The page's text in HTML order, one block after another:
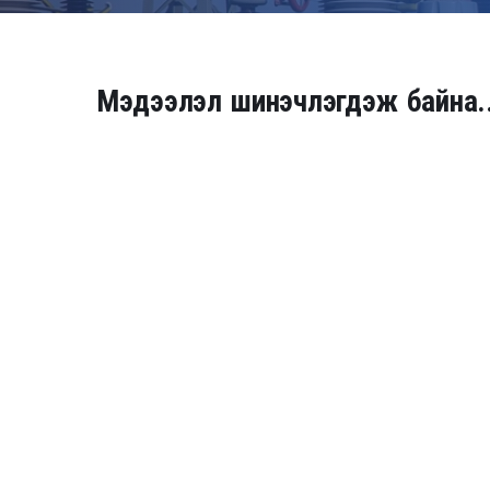
Мэдээлэл шинэчлэгдэж